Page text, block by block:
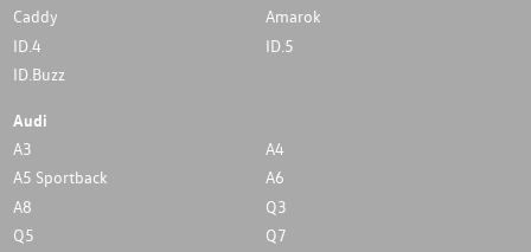
Caddy
Amarok
ID.4
ID.5
ID.Buzz
Audi
A3
A4
A5 Sportback
A6
A8
Q3
Q5
Q7